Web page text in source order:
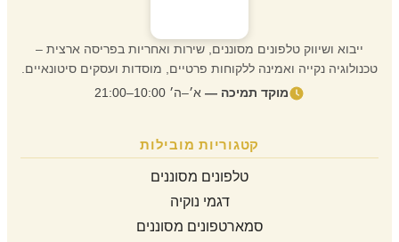
ייבוא ושיווק טלפונים מסוננים, שירות ואחריות בפריסה ארצית –
טכנולוגיה נקייה ואמינה ללקוחות פרטיים, מוסדות ועסקים סיטונאיים.
מוקד תמיכה — א׳–ה׳ 10:00–21:00
קטגוריות מובילות
טלפונים מסוננים
דגמי נוקיה
סמארטפונים מסוננים